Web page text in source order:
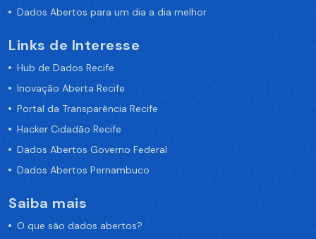
Dados Abertos para um dia a dia melhor
Links de Interesse
Hub de Dados Recife
Inovação Aberta Recife
Portal da Transparência Recife
Hacker Cidadão Recife
Dados Abertos Governo Federal
Dados Abertos Pernambuco
Saiba mais
O que são dados abertos?